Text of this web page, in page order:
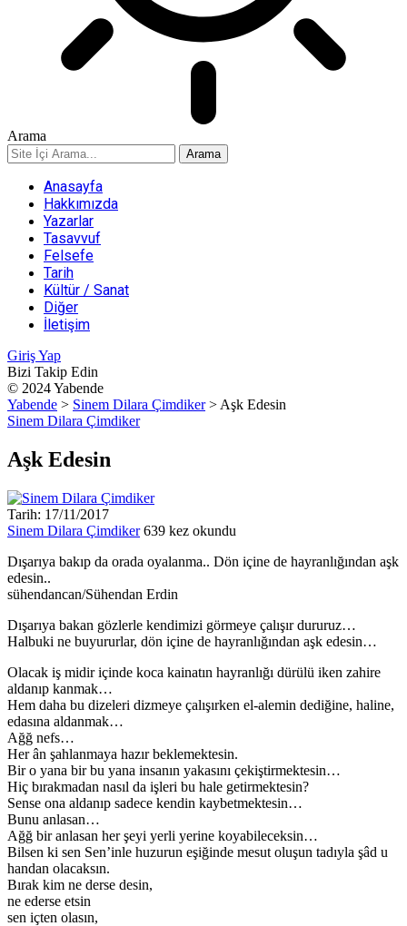
Arama
Anasayfa
Hakkımızda
Yazarlar
Tasavvuf
Felsefe
Tarih
Kültür / Sanat
Diğer
İletişim
Giriş Yap
Bizi Takip Edin
© 2024 Yabende
Yabende > Sinem Dilara Çimdiker> Aşk Edesin
Sinem Dilara Çimdiker
Aşk Edesin
Tarih: 17/11/2017
Sinem Dilara Çimdiker 639 kez okundu
Dışarıya bakıp da orada oyalanma.. Dön içine de hayranlığından aşk
edesin..
sühendancan/Sühendan Erdin
Dışarıya bakan gözlerle kendimizi görmeye çalışır dururuz…
Halbuki ne buyururlar, dön içine de hayranlığından aşk edesin…
Olacak iş midir içinde koca kainatın hayranlığı dürülü iken zahire
aldanıp kanmak…
Hem daha bu dizeleri dizmeye çalışırken el-alemin dediğine, haline,
edasına aldanmak…
Ağğ nefs…
Her ân şahlanmaya hazır beklemektesin.
Bir o yana bir bu yana insanın yakasını çekiştirmektesin…
Hiç bırakmadan nasıl da işleri bu hale getirmektesin?
Sense ona aldanıp sadece kendin kaybetmektesin…
Bunu anlasan…
Ağğ bir anlasan her şeyi yerli yerine koyabileceksin…
Bilsen ki sen Sen’inle huzurun eşiğinde mesut oluşun tadıyla şâd u
handan olacaksın.
Bırak kim ne derse desin,
ne ederse etsin
sen içten olasın,